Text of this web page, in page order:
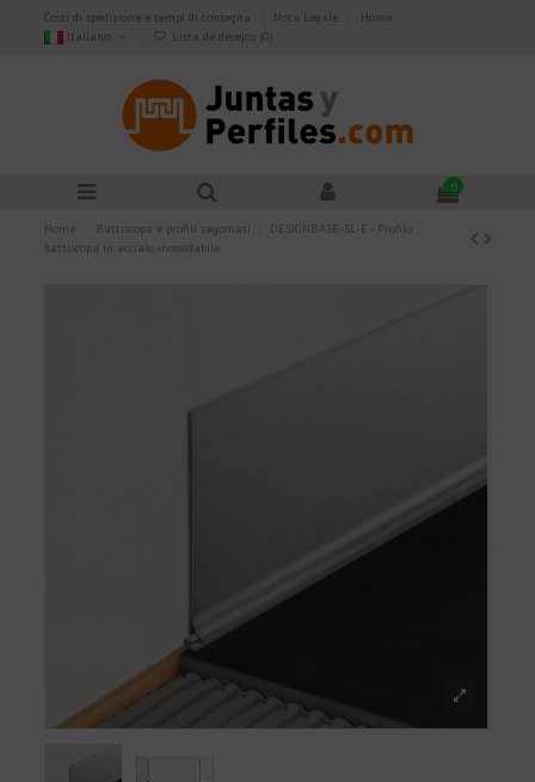
Costi di spedizione e tempi di consegna Nota Legale
Home
Italiano
Lista de desejos (0)
0
Home Battiscopa e profili sagomati
DESIGNBASE-SL-E - Profilo
battiscopa in acciaio inossidabile